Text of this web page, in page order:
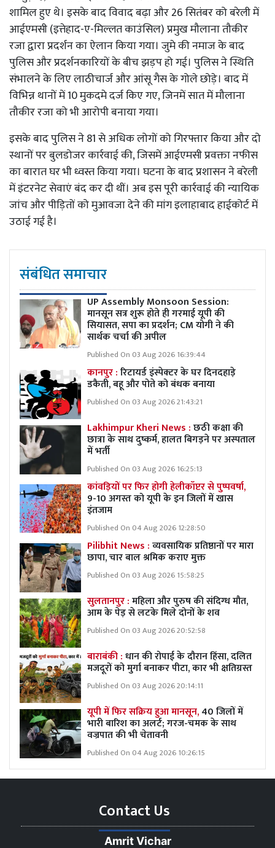
शामिल हुए थे। इसके बाद विवाद बढ़ा और 26 सितंबर को बरेली में
आईएमसी (इत्तेहाद-ए-मिल्लत काउंसिल) प्रमुख मौलाना तौकीर
रजा द्वारा प्रदर्शन का ऐलान किया गया। जुमे की नमाज के बाद
पुलिस और प्रदर्शनकारियों के बीच झड़प हो गई। पुलिस ने स्थिति
संभालने के लिए लाठीचार्ज और आंसू गैस के गोले छोड़े। बाद में
विभिन्न थानों में 10 मुकदमे दर्ज किए गए, जिनमें सात में मौलाना
तौकीर रजा को भी आरोपी बनाया गया।
इसके बाद पुलिस ने 81 से अधिक लोगों को गिरफ्तार किया और दो
स्थानों पर बुलडोजर कार्रवाई की, जिसमें आईएमसी प्रवक्ता नफीस
का बारात घर भी ध्वस्त किया गया। घटना के बाद प्रशासन ने बरेली
में इंटरनेट सेवाएं बंद कर दी थीं। अब इस पूरी कार्रवाई की न्यायिक
जांच और पीड़ितों को मुआवजा देने की मांग इलाहाबाद हाईकोर्ट में
उठाई गई है।
संबंधित समाचार
UP Assembly Monsoon Session:
मानसून सत्र शुरू होते ही गरमाई यूपी की
सियासत, सपा का प्रदर्शन; CM योगी ने की
सार्थक चर्चा की अपील
Published On 03 Aug 2026 16:39:44
कानपुर :रिटायर्ड इंस्पेक्टर के घर दिनदहाड़े
डकैती, बहू और पोते को बंधक बनाया
Published On 03 Aug 2026 21:43:21
Lakhimpur Kheri News :छठी कक्षा की
छात्रा के साथ दुष्कर्म, हालत बिगड़ने पर अस्पताल
में भर्ती
Published On 03 Aug 2026 16:25:13
कांवड़ियों पर फिर होगी हेलीकॉप्टर से पुष्पवर्षा,
9-10 अगस्त को यूपी के इन जिलों में खास
इंतजाम
Published On 04 Aug 2026 12:28:50
Pilibhit News :व्यवसायिक प्रतिष्ठानों पर मारा
छापा, चार बाल श्रमिक कराए मुक्त
Published On 03 Aug 2026 15:58:25
सुलतानपुर :महिला और पुरुष की संदिग्ध मौत,
आम के पेड़ से लटके मिले दोनों के शव
Published On 03 Aug 2026 20:52:58
बाराबंकी :धान की रोपाई के दौरान हिंसा, दलित
मजदूरों को मुर्गा बनाकर पीटा, कार भी क्षतिग्रस्त
Published On 03 Aug 2026 20:14:11
यूपी में फिर सक्रिय हुआ मानसून,40 जिलों में
भारी बारिश का अलर्ट; गरज-चमक के साथ
वज्रपात की भी चेतावनी
Published On 04 Aug 2026 10:26:15
Contact Us
Amrit Vichar